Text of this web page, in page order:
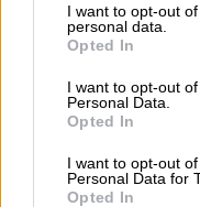
not limited to your visit
grant or deny consent
use your data for
consent section.
I want to opt-out
personal data.
Opted In
I want to opt-out
Personal Data.
Opted In
I want to opt-out
Personal Data for
Opted In